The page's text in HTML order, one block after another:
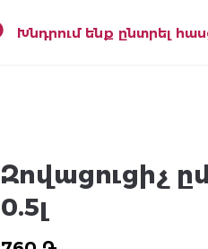
Խնդրում ենք ընտրել
Զովացուցիչ
0.5լ